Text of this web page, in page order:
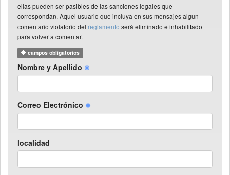
ellas pueden ser pasibles de las sanciones legales que
correspondan. Aquel usuario que incluya en sus mensajes algun
comentario violatorio del reglamento será eliminado e inhabilitado
para volver a comentar.
campos obligatorios
Nombre y Apellido
Correo Electrónico
localidad